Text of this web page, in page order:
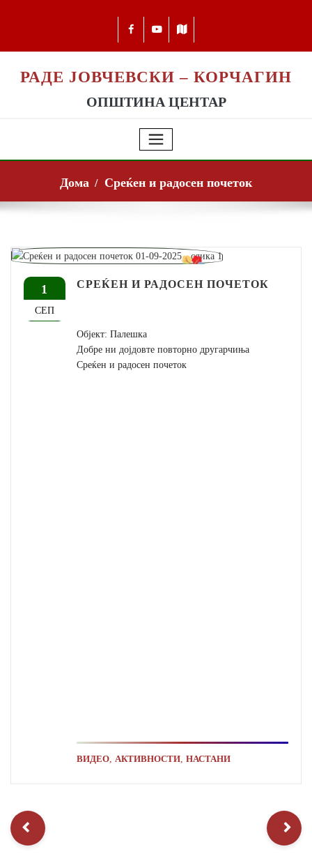
РАДЕ ЈОВЧЕВСКИ – КОРЧАГИН
ОПШТИНА ЦЕНТАР
Дома Среќен и радосен почеток
1
СЕП
СРЕЌЕН И РАДОСЕН ПОЧЕТОК
Објект: Палешка
Добре ни дојдовте повторно другарчиња
Среќен и радосен почеток
ВИДЕО АКТИВНОСТИ ,НАСТАНИ